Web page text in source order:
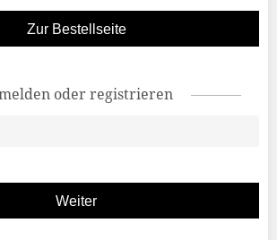
Zur Bestellseite
oder registrieren